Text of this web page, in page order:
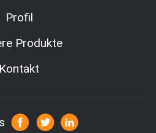
unserer Fabrik. Jedes Produkt von
Qualität 100% vor
Projektes erhalten?
Und bieten Sie Ihnen ein
Profil
Produkte
Kontakt